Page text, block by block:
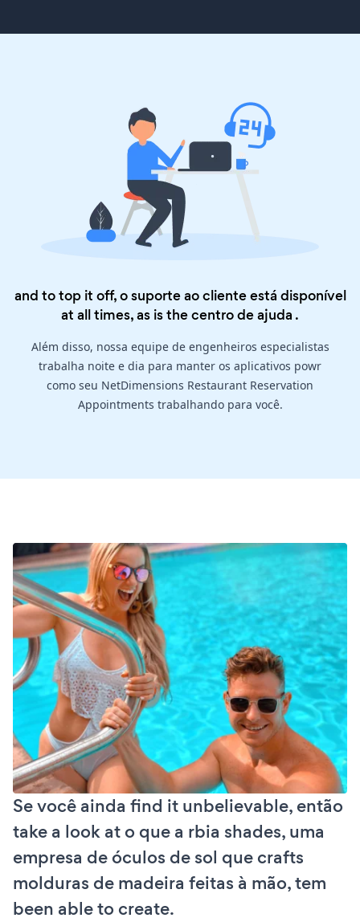
and to top it off, o suporte ao cliente está disponível
at all times, as is thecentro de ajuda .
Além disso, nossa equipe de engenheiros especialistas
trabalha noite e dia para manter os aplicativos powr
como seu NetDimensions Restaurant Reservation
Appointments trabalhando para você.
Se você ainda find it unbelievable, então
take a look at o que a rbia shades, uma
empresa de óculos de sol que crafts
molduras de madeira feitas à mão, tem
been able to create.